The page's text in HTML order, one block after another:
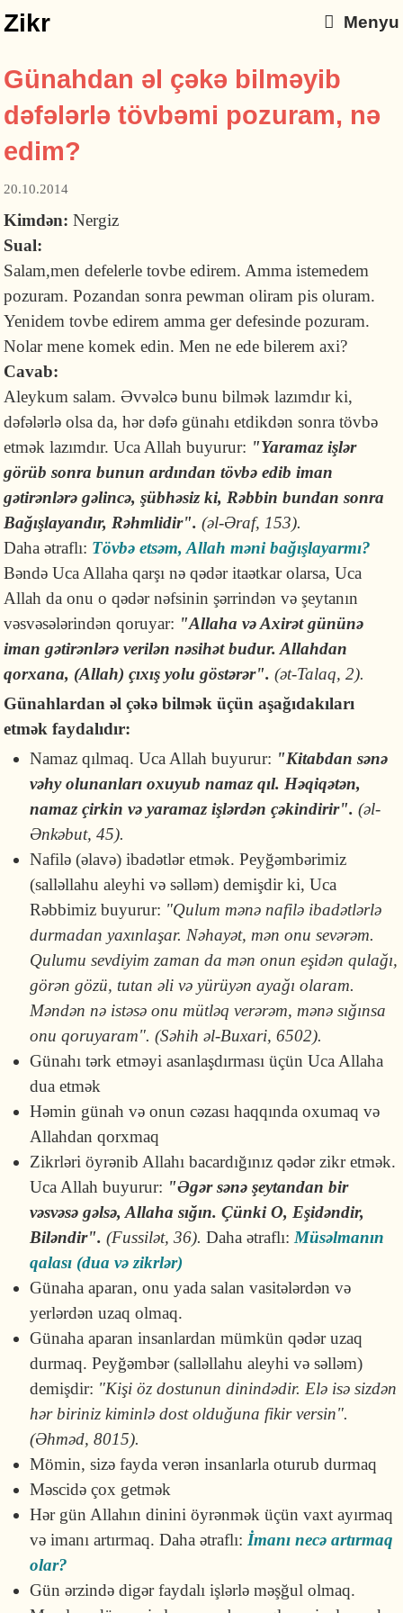
Zikr Menyu
Günahdan əl çəkə bilməyib
dəfələrlə tövbəmi pozuram, nə
edim?
20.10.2014
Kimdən:Nergiz
Sual:
Salam,men defelerle tovbe edirem. Amma istemedem
pozuram. Pozandan sonra pewman oliram pis oluram.
Yenidem tovbe edirem amma ger defesinde pozuram.
Nolar mene komek edin. Men ne ede bilerem axi?
Cavab:
Aleykum salam. Əvvəlcə bunu bilmək lazımdır ki,
dəfələrlə olsa da, hər dəfə günahı etdikdən sonra tövbə
etmək lazımdır. Uca Allah buyurur: "Yaramaz işlər
görüb sonra bunun ardından tövbə edib iman
gətirənlərə gəlincə, şübhəsiz ki, Rəbbin bundan sonra
Bağışlayandır, Rəhmlidir".(əl-Əraf, 153).
Daha ətraflı: Tövbə etsəm, Allah məni bağışlayarmı?
Bəndə Uca Allaha qarşı nə qədər itaətkar olarsa, Uca
Allah da onu o qədər nəfsinin şərrindən və şeytanın
vəsvəsələrindən qoruyar: "Allaha və Axirət gününə
iman gətirənlərə verilən nəsihət budur. Allahdan
qorxana, (Allah) çıxış yolu göstərər".(ət-Talaq, 2).
Günahlardan əl çəkə bilmək üçün aşağıdakıları
etmək faydalıdır:
Namaz qılmaq. Uca Allah buyurur: "Kitabdan sənə
vəhy olunanları oxuyub namaz qıl. Həqiqətən,
namaz çirkin və yaramaz işlərdən çəkindirir".(əl-
Ənkəbut, 45).
Nafilə (əlavə) ibadətlər etmək. Peyğəmbərimiz
(salləllahu aleyhi və səlləm) demişdir ki, Uca
Rəbbimiz buyurur: "Qulum mənə nafilə ibadətlərlə
durmadan yaxınlaşar. Nəhayət, mən onu sevərəm.
Qulumu sevdiyim zaman da mən onun eşidən qulağı,
görən gözü, tutan əli və yürüyən ayağı olaram.
Məndən nə istəsə onu mütləq verərəm, mənə sığınsa
onu qoruyaram". (Səhih əl-Buxari, 6502).
Günahı tərk etməyi asanlaşdırması üçün Uca Allaha
dua etmək
Həmin günah və onun cəzası haqqında oxumaq və
Allahdan qorxmaq
Zikrləri öyrənib Allahı bacardığınız qədər zikr etmək.
Uca Allah buyurur: "Əgər sənə şeytandan bir
vəsvəsə gəlsə, Allaha sığın. Çünki O, Eşidəndir,
Biləndir".(Fussilət, 36). Daha ətraflı: Müsəlmanın
qalası (dua və zikrlər)
Günaha aparan, onu yada salan vasitələrdən və
yerlərdən uzaq olmaq.
Günaha aparan insanlardan mümkün qədər uzaq
durmaq. Peyğəmbər (salləllahu aleyhi və səlləm)
demişdir: "Kişi öz dostunun dinindədir. Elə isə sizdən
hər biriniz kiminlə dost olduğuna fikir versin".
(Əhməd, 8015).
Mömin, sizə fayda verən insanlarla oturub durmaq
Məscidə çox getmək
Hər gün Allahın dinini öyrənmək üçün vaxt ayırmaq
və imanı artırmaq. Daha ətraflı: İmanı necə artırmaq
olar?
Gün ərzində digər faydalı işlərlə məşğul olmaq.